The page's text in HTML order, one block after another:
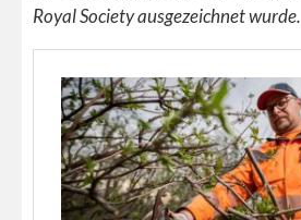
Royal Society ausgezeichnet wurde.